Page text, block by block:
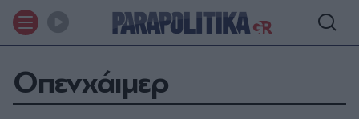
Οπενχάιµερ